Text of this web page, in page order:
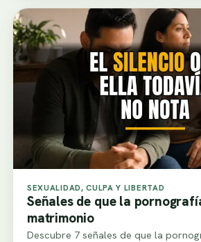
SEXUALIDAD, CULPA Y LIBERTAD
Señales de que la
matrimonio
Descubre 7 señales de que la